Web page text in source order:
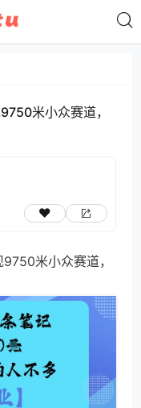
米小众赛道，
米小众赛道，